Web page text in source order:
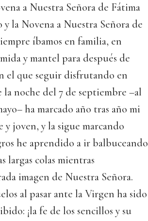
a Nuestra Señora de Fátima
la Novena a Nuestra Señora de
íbamos en familia, en
y mantel para después de
el que seguir disfrutando en
noche del 7 de septiembre –al
ha marcado año tras año mi
joven, y la sigue marcando
he aprendido a ir balbuceando
largas colas mientras
imagen de Nuestra Señora.
al pasar ante la Virgen ha sido
¡la fe de los sencillos y su